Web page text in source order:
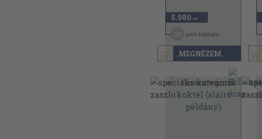
MEGNÉZEM
5.980 ,-Ft
pont kapható